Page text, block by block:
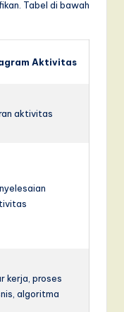
Tabel di bawah
Aktivitas
aktivitas
kerja, proses
algoritma